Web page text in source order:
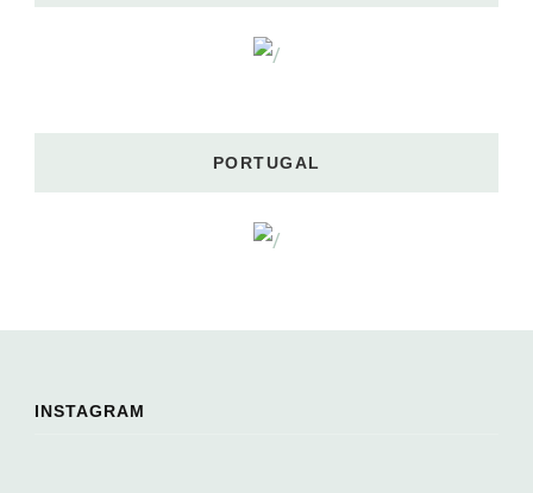
PORTUGAL
INSTAGRAM